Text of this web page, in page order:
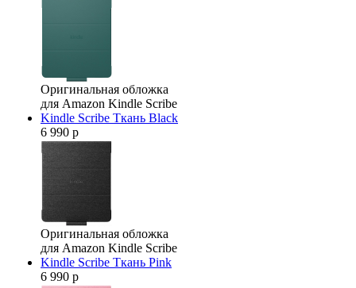
Оригинальная обложка
для Amazon Kindle Scribe
Kindle Scribe Ткань Black
6 990 р
Оригинальная обложка
для Amazon Kindle Scribe
Kindle Scribe Ткань Pink
6 990 р